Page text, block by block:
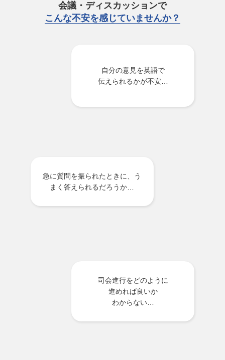
会議・ディスカッションで
こんな不安を感じていませんか？
自分の意見を英語で
伝えられるかが不安…
急に質問を振られたときに、う
まく答えられるだろうか…
司会進行をどのように
進めれば良いか
わからない…